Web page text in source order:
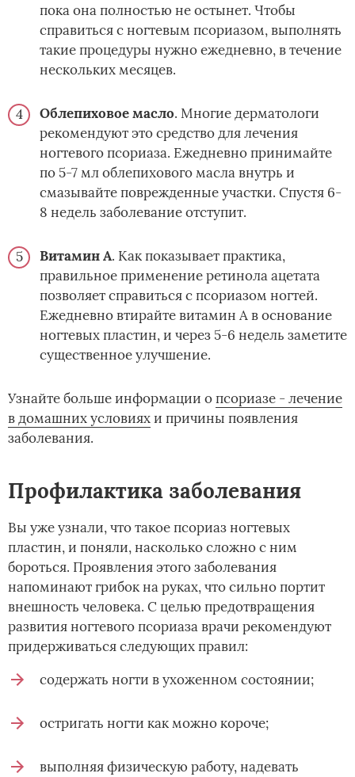
пока она полностью не остынет. Чтобы
справиться с ногтевым псориазом, выполнять
такие процедуры нужно ежедневно, в течение
нескольких месяцев.
Облепиховое масло. Многие дерматологи
рекомендуют это средство для лечения
ногтевого псориаза. Ежедневно принимайте
по 5-7 мл облепихового масла внутрь и
смазывайте поврежденные участки. Спустя 6-
8 недель заболевание отступит.
Витамин A. Как показывает практика,
правильное применение ретинола ацетата
позволяет справиться с псориазом ногтей.
Ежедневно втирайте витамин A в основание
ногтевых пластин, и через 5-6 недель заметите
существенное улучшение.
Узнайте больше информации о­псориазе - лечение
в домашних условияхи причины появления
заболевания.
Профилактика заболевания
Вы уже узнали, что такое псориаз ногтевых
пластин, и поняли, насколько сложно с ним
бороться. Проявления этого заболевания
напоминают грибок на руках, что сильно портит
внешность человека. С целью предотвращения
развития ногтевого псориаза врачи рекомендуют
придерживаться следующих правил:
содержать ногти в ухоженном состоянии;
остригать ногти как можно короче;
выполняя физическую работу, надевать